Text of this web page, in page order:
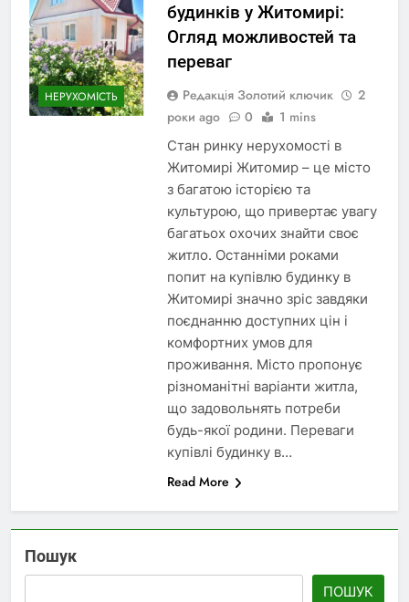
НЕРУХОМІСТЬ
будинків у Житомирі:
Огляд можливостей та
переваг
Редакція Золотий ключик
2
роки ago
0 1 mins
Стан ринку нерухомості в
Житомирі Житомир – це місто
з багатою історією та
культурою, що привертає увагу
багатьох охочих знайти своє
житло. Останніми роками
попит на купівлю будинку в
Житомирі значно зріс завдяки
поєднанню доступних цін і
комфортних умов для
проживання. Місто пропонує
різноманітні варіанти житла,
що задовольнять потреби
будь-якої родини. Переваги
купівлі будинку в…
Read More
Пошук
ПОШУК